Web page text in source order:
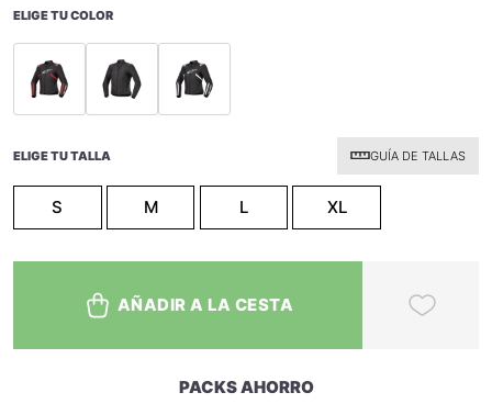
ELIGE TU COLOR
ELIGE TU TALLA GUÍA DE TALLAS
S M L XL
AÑADIR A LA CESTA
PACKS AHORRO